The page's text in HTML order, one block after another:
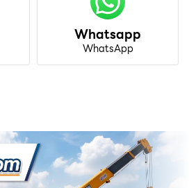
Whatsapp
WhatsApp